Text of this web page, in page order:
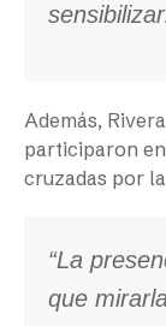
Además,
participaron
cruzadas por
“La
que